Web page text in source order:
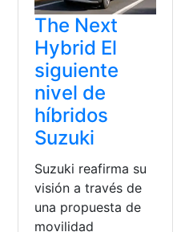
The Next
Hybrid El
siguiente
nivel de
híbridos
Suzuki
Suzuki reafirma su
visión a través de
una propuesta de
movilidad